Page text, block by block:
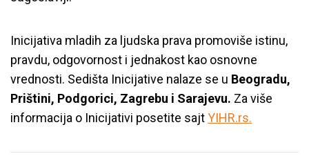
Inicijativa mladih za ljudska prava promoviše istinu,
pravdu, odgovornost i jednakost kao osnovne
vrednosti. Sedišta Inicijative nalaze se u Beogradu,
Prištini, Podgorici, Zagrebu i Sarajevu. Za više
informacija o Inicijativi posetite sajtYIHR.rs.